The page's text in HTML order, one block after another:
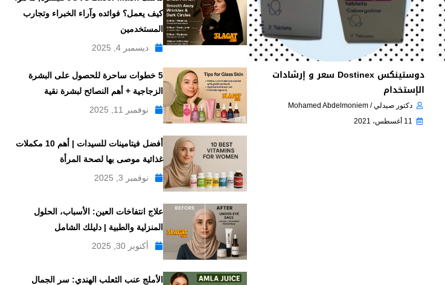
دوستينكس Dostinex سعر و إرشادات
الإستخدام
دكتور صيدلي / Mohamed Abdelmoniem
11 أغسطس، 2021
كيف يعمل؟ فوائده وآراء الخبراء وتجارب
المستخدمين
ديسمبر 4, 2025
5 خطوات ساحرة للحصول على البشرة
الزجاجية + أهم النصائح لبشرة نقية
نوفمبر 11, 2025
أفضل فيتامينات للسيدات | أهم 10 مكملات
غذائية موصى بها لصحة المرأة
نوفمبر 3, 2025
علاج انتفاخات العين: الأسباب، الحلول
المنزلية والطبية | دليلك الشامل
أكتوبر 30, 2025
الأملج عنب الثعلب الهندي: سر الجمال